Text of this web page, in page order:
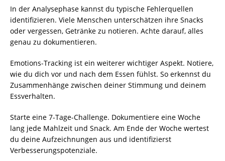
In der Analysephase kannst du typische Fehlerquellen
identifizieren. Viele Menschen unterschätzen ihre Snacks
oder vergessen, Getränke zu notieren. Achte darauf, alles
genau zu dokumentieren.
Emotions-Tracking ist ein weiterer wichtiger Aspekt. Notiere,
wie du dich vor und nach dem Essen fühlst. So erkennst du
Zusammenhänge zwischen deiner Stimmung und deinem
Essverhalten.
Starte eine 7-Tage-Challenge. Dokumentiere eine Woche
lang jede Mahlzeit und Snack. Am Ende der Woche wertest
du deine Aufzeichnungen aus und identifizierst
Verbesserungspotenziale.